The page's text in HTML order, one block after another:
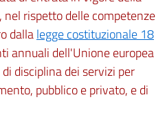
rispetto delle competenze
dallalegge costituzionale 18
annuali dell'Unione europea
disciplina dei servizi per
pubblico e privato, e di